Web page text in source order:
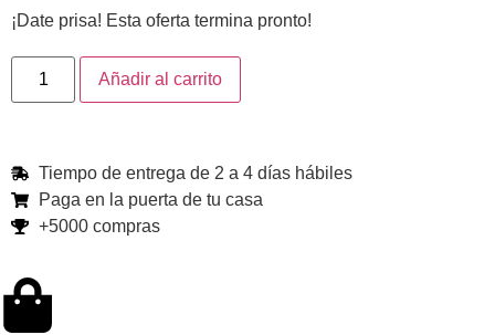
¡Date prisa! Esta oferta termina pronto!
Añadir al carrito
Tiempo de entrega de 2 a 4 días hábiles
Paga en la puerta de tu casa
+5000 compras